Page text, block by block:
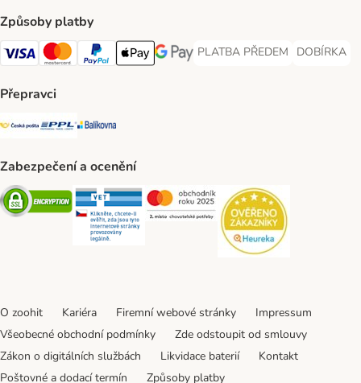
Způsoby platby
Visa Payment Method
Mastercard Payment Method
PayPal Payment Method
Apple pay Payment Method
GooglePay Payment Method
PLATBA PŘEDEM
PLATBA PŘEDEM Payment
DOBÍRKA
DOBÍRKA
Přepravci
Česká pošta Shipping Method
PPL Shipping Method
Balíkovna Shipping Method
Zabezpečení a ocenění
Security Security Security
O zoohit Kariéra Firemní webové stránky
Impressum
Všeobecné obchodní podmínky
Zde odstoupit od smlouvy
Zákon o digitálních službách
Likvidace baterií
Kontakt
Poštovné a dodací termín
Způsoby platby